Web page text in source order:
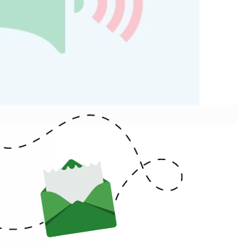
חזרה לעמוד הראשי של
סוכות מדברות #8